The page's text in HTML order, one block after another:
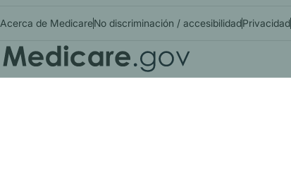
Acerca de MedicareNo discriminación / accesibilidadPrivacidad